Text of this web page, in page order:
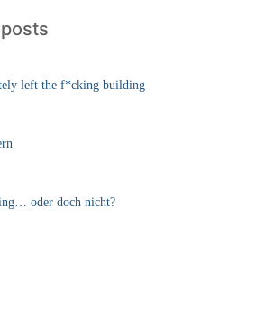
left the f*cking building
oder doch nicht?